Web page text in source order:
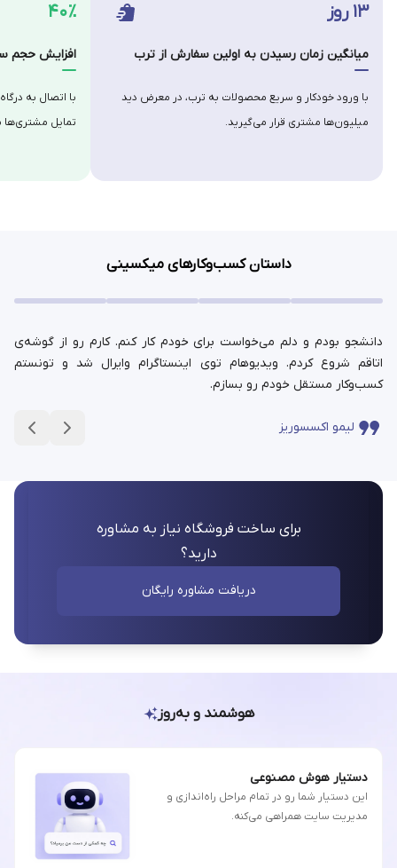
۴۰٪
افزایش حجم
با اتصال به
تمایل
۱۳ روز
میانگین زمان رسیدن به اولین سفارش از ترب
با ورود خودکار و سریع محصولات به ترب، در معرض دید
میلیون‌ها مشتری قرار می‌گیرید.
داستان کسب‌وکارهای میکسینی
دانشجو بودم و دلم می‌خواست برای خودم کار کنم. کارم رو از گوشه‌ی
اتاقم شروع کردم. ویدیوهام توی اینستاگرام وایرال شد و تونستم
کسب‌وکار مستقل خودم رو بسازم.
لیمو اکسسوریز
برای ساخت فروشگاه نیاز به مشاوره
دارید؟
دریافت مشاوره رایگان
هوشمند و به‌روز
دستیار هوش مصنوعی
این دستیار شما رو در تمام مراحل راه‌اندازی و
مدیریت سایت همراهی می‌کنه.